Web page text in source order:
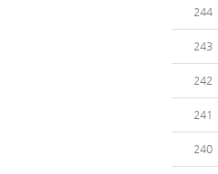
244
243
242
241
240